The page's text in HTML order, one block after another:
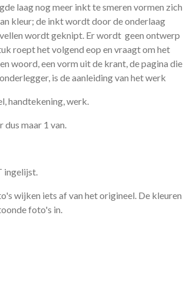
laag nog meer inkt te smeren vormen zich
kleur; de inkt wordt door de onderlaag
wordt geknipt. Er wordt geen ontwerp
roept het volgend eop en vraagt om het
woord, een vorm uit de krant, de pagina die
is de aanleiding van het werk
handtekening, werk.
dus maar 1 van.
ingelijst.
wijken iets af van het origineel. De kleuren
foto's in.